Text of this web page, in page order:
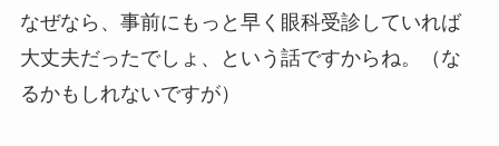
なぜなら、事前にもっと早く眼科受診していれば
大丈夫だったでしょ、という話ですからね。（な
るかもしれないですが）